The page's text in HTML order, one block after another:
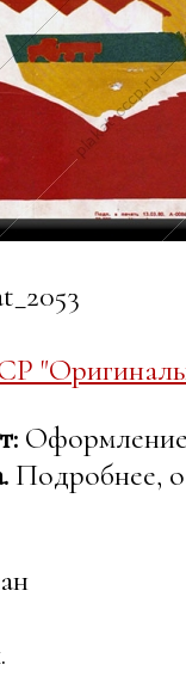
Оформление
Подробнее,